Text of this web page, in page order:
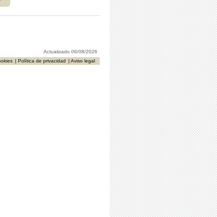
Actualizado 06/08/2026
| Aviso legal
| Política de privacidad